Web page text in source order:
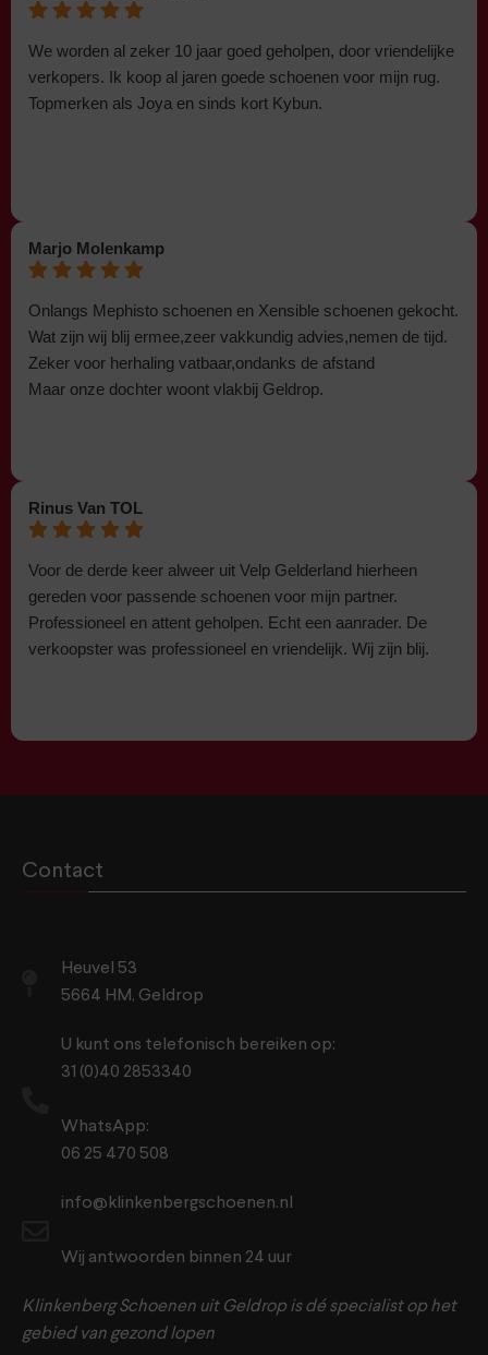
We worden al zeker 10 jaar goed geholpen, door vriendelijke
verkopers. Ik koop al jaren goede schoenen voor mijn rug.
Topmerken als Joya en sinds kort Kybun.
Marjo Molenkamp
Onlangs Mephisto schoenen en Xensible schoenen gekocht.
Wat zijn wij blij ermee,zeer vakkundig advies,nemen de tijd.
Zeker voor herhaling vatbaar,ondanks de afstand
Maar onze dochter woont vlakbij Geldrop.
Rinus Van TOL
Voor de derde keer alweer uit Velp Gelderland hierheen
gereden voor passende schoenen voor mijn partner.
Professioneel en attent geholpen. Echt een aanrader. De
verkoopster was professioneel en vriendelijk. Wij zijn blij.
Contact
Heuvel 53
5664 HM, Geldrop
U kunt ons telefonisch bereiken op:
31 (0)40 2853340
WhatsApp:
06 25 470 508
info@klinkenbergschoenen.nl
Wij antwoorden binnen 24 uur
Klinkenberg Schoenen uit Geldrop is dé specialist op het
gebied van gezond lopen